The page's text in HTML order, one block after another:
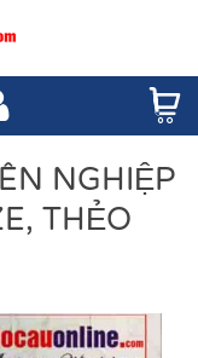
NGHIỆP
THẺO